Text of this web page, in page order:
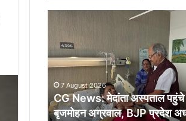
मेदांता
अस्पताल
पहुंचे
बृजमोहन
अग्रवाल,
BJP
7 August 2026
CG News: मेदांता अस्पताल
बृजमोहन अग्रवाल, BJP प्रदेश